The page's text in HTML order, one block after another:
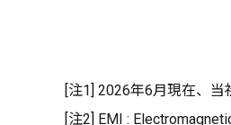
[注1] 2026年6月現在、当
[注2] EMI :